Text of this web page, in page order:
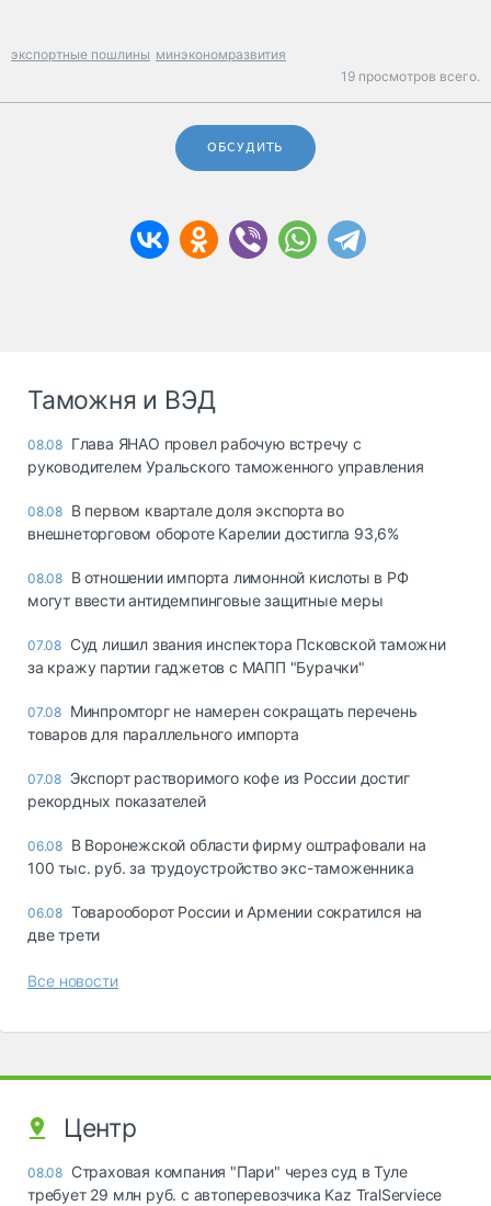
экспортные пошлины минэкономразвития
19 просмотров всего.
ОБСУДИТЬ
Таможня и ВЭД
08.08 Глава ЯНАО провел рабочую встречу с
руководителем Уральского таможенного управления
08.08 В первом квартале доля экспорта во
внешнеторговом обороте Карелии достигла 93,6%
08.08 В отношении импорта лимонной кислоты в РФ
могут ввести антидемпинговые защитные меры
07.08 Суд лишил звания инспектора Псковской таможни
за кражу партии гаджетов с МАПП "Бурачки"
07.08 Минпромторг не намерен сокращать перечень
товаров для параллельного импорта
07.08 Экспорт растворимого кофе из России достиг
рекордных показателей
06.08 В Воронежской области фирму оштрафовали на
100 тыс. руб. за трудоустройство экс-таможенника
06.08 Товарооборот России и Армении сократился на
две трети
Все новости
Центр
08.08 Страховая компания "Пари" через суд в Туле
требует 29 млн руб. с автоперевозчика Kaz TralServiece